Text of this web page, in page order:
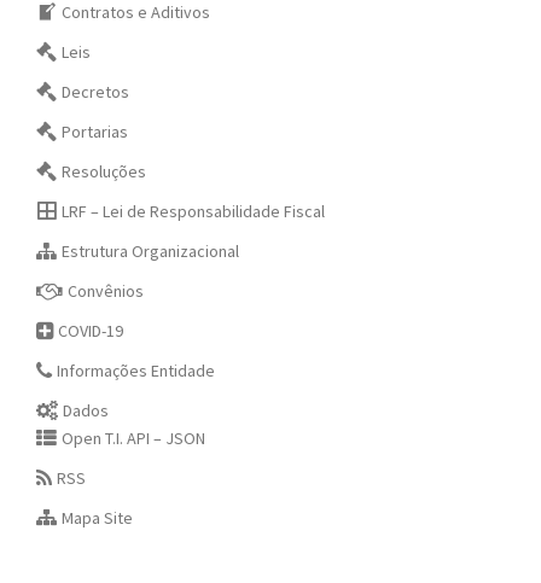
Contratos e Aditivos
Leis
Decretos
Portarias
Resoluções
LRF – Lei de Responsabilidade Fiscal
Estrutura Organizacional
Convênios
COVID-19
Informações Entidade
Dados
Open T.I. API – JSON
RSS
Mapa Site